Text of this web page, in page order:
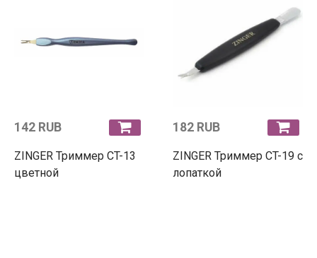
142 RUB
ZINGER Триммер CT-13
цветной
182 RUB
ZINGER Триммер CT-19 с
лопаткой